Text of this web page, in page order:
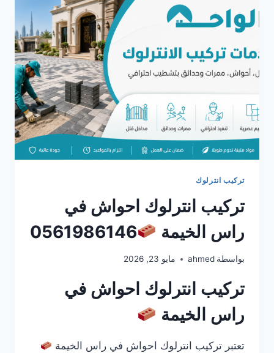
تركيب انترلوك
تركيب انترلوك احواش في
راس الخيمة
0561986146
بواسطة ahmed مايو 23, 2026
تركيب انترلوك احواش في
راس الخيمة
تعتبر تركيب انترلوك احواش في راس الخيمة